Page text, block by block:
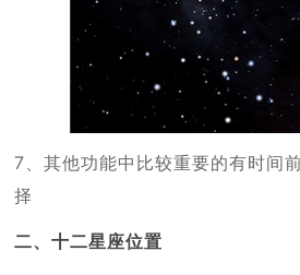
7、其他功能中比较重要的有时间
择
二、十二星座位置